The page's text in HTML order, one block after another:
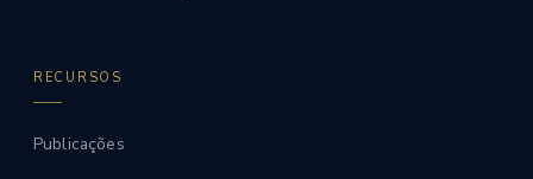
RECURSOS
Publicações